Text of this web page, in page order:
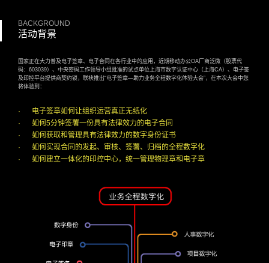
BACKGROUND
活动背景
国家正在大力普及电子签章、电子合同在各行业中的应用，近期移动办公OA厂商泛微（股票代
码：603039）、中央密码工作领导小组批准的试点单位上海市数字认证中心（上海CA）、电子签
及印控平台提供商契约锁，联袂推出“电子签章—助力业务全程数字化体验大会”，在本次大会中您
将体验到：
·
电子签章如何让组织运营真正无纸化
·
如何5分钟签署一份具有法律效力的电子合同
·
如何获取和管理具有法律效力的数字身份证书
·
如何实现合同的发起、审核、签署、归档的全程数字化
·
如何建立一体化的印控中心，统一管理物理章和电子章